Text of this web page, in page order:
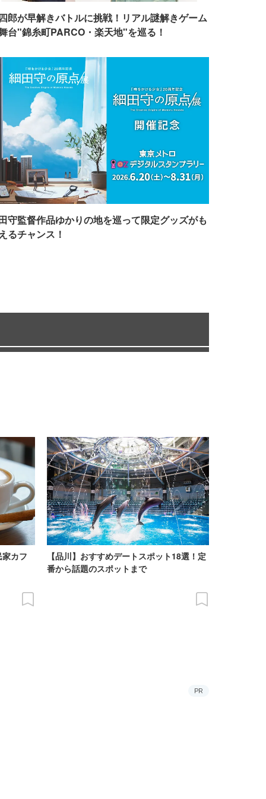
郎が早解きバトルに挑戦！リアル謎解きゲーム
台"錦糸町PARCO・楽天地"を巡る！
守監督作品ゆかりの地を巡って限定グッズがも
るチャンス！
カフ
【品川】おすすめデートスポット18選！定
番から話題のスポットまで
PR